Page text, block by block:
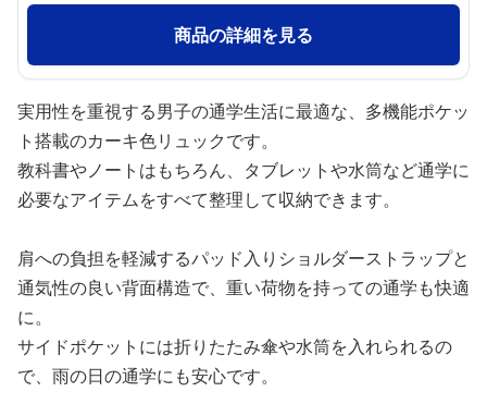
商品の詳細を見る
実用性を重視する男子の通学生活に最適な、多機能ポケッ
ト搭載のカーキ色リュックです。
教科書やノートはもちろん、タブレットや水筒など通学に
必要なアイテムをすべて整理して収納できます。
肩への負担を軽減するパッド入りショルダーストラップと
通気性の良い背面構造で、重い荷物を持っての通学も快適
に。
サイドポケットには折りたたみ傘や水筒を入れられるの
で、雨の日の通学にも安心です。